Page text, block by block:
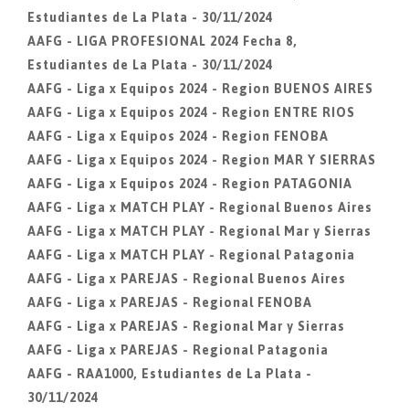
Estudiantes de La Plata - 30/11/2024
AAFG - LIGA PROFESIONAL 2024 Fecha 8,
Estudiantes de La Plata - 30/11/2024
AAFG - Liga x Equipos 2024 - Region BUENOS AIRES
AAFG - Liga x Equipos 2024 - Region ENTRE RIOS
AAFG - Liga x Equipos 2024 - Region FENOBA
AAFG - Liga x Equipos 2024 - Region MAR Y SIERRAS
AAFG - Liga x Equipos 2024 - Region PATAGONIA
AAFG - Liga x MATCH PLAY - Regional Buenos Aires
AAFG - Liga x MATCH PLAY - Regional Mar y Sierras
AAFG - Liga x MATCH PLAY - Regional Patagonia
AAFG - Liga x PAREJAS - Regional Buenos Aires
AAFG - Liga x PAREJAS - Regional FENOBA
AAFG - Liga x PAREJAS - Regional Mar y Sierras
AAFG - Liga x PAREJAS - Regional Patagonia
AAFG - RAA1000, Estudiantes de La Plata -
30/11/2024